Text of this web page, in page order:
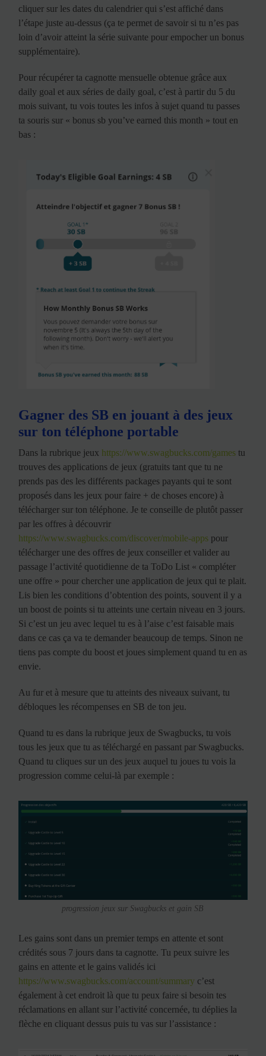
cliquer sur les dates du calendrier qui s’est affiché dans
l’étape juste au-dessus (ça te permet de savoir si tu n’es pas
loin d’avoir atteint la série suivante pour empocher un bonus
supplémentaire).
Pour récupérer ta cagnotte mensuelle obtenue grâce aux
daily goal et aux séries de daily goal, c’est à partir du 5 du
mois suivant, tu vois toutes les infos à sujet quand tu passes
ta souris sur « bonus sb you’ve earned this month » tout en
bas :
Gagner des SB en jouant à des jeux
sur ton téléphone portable
Dans la rubrique jeux https://www.swagbucks.com/games tu
trouves des applications de jeux (gratuits tant que tu ne
prends pas des les différents packages payants qui te sont
proposés dans les jeux pour faire + de choses encore) à
télécharger sur ton téléphone. Je te conseille de plutôt passer
par les offres à découvrir
https://www.swagbucks.com/discover/mobile-apps pour
télécharger une des offres de jeux conseiller et valider au
passage l’activité quotidienne de ta ToDo List « compléter
une offre » pour chercher une application de jeux qui te plait.
Lis bien les conditions d’obtention des points, souvent il y a
un boost de points si tu atteints une certain niveau en 3 jours.
Si c’est un jeu avec lequel tu es à l’aise c’est faisable mais
dans ce cas ça va te demander beaucoup de temps. Sinon ne
tiens pas compte du boost et joues simplement quand tu en as
envie.
Au fur et à mesure que tu atteints des niveaux suivant, tu
débloques les récompenses en SB de ton jeu.
Quand tu es dans la rubrique jeux de Swagbucks, tu vois
tous les jeux que tu as téléchargé en passant par Swagbucks.
Quand tu cliques sur un des jeux auquel tu joues tu vois la
progression comme celui-là par exemple :
progression jeux sur Swagbucks et gain SB
Les gains sont dans un premier temps en attente et sont
crédités sous 7 jours dans ta cagnotte. Tu peux suivre les
gains en attente et le gains validés ici
https://www.swagbucks.com/account/summary c’est
également à cet endroit là que tu peux faire si besoin tes
réclamations en allant sur l’activité concernée, tu déplies la
flèche en cliquant dessus puis tu vas sur l’assistance :